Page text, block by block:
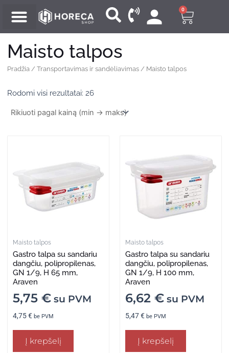
prie
turinio
0
Cart
Maisto talpos
Pradžia /Transportavimas ir sandėliavimas / Maisto talpos
Rodomi visi rezultatai: 26pagal
mažos
Maisto talpos
Gastro talpa su sandariu
dangčiu, polipropilenas,
GN 1/9, H 65 mm,
Araven
5,75 € su PVM
4,75€ be PVM
Į krepšelį
Maisto talpos
Gastro talpa su sandariu
dangčiu, polipropilenas,
GN 1/9, H 100 mm,
Araven
6,62 € su PVM
5,47€ be PVM
Į krepšelį